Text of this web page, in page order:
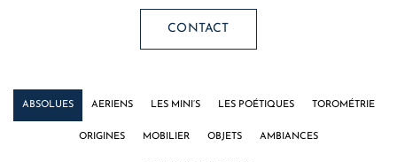
CONTACT
ABSOLUES AERIENS LES MINI’S LES POÉTIQUES TOROMÉTRIE
ORIGINES MOBILIER OBJETS AMBIANCES